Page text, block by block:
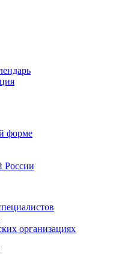
форме
России
организациях